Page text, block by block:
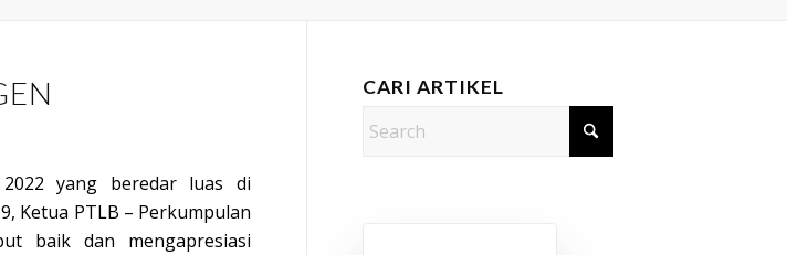
yang beredar luas di
Ketua PTLB – Perkumpulan
baik dan mengapresiasi
CARI ARTIKEL